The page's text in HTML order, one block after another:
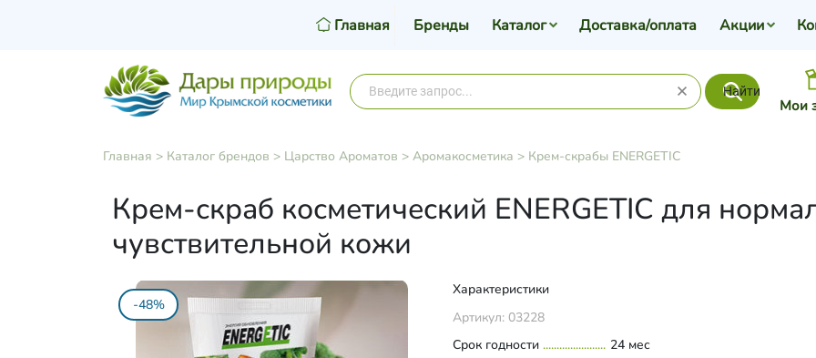
Найти
Мои
Главная Бренды Каталог Доставка/оплата Акции
Главная > Каталог брендов > Царство Ароматов > Аромакосметика > Крем-скрабы ENERGETIC
Крем-скраб косметический ENERGETIC для
чувствительной кожи
-48%
Характеристики
Артикул: 03228
Срок годности
24 мес